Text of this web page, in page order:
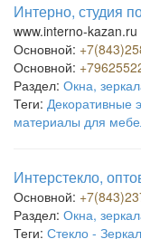
Интерно, студия
www.interno-kazan.ru
Основной:
Основной:
Раздел: Окна,
Теги: Декоративные
материалы для
Интерстекло,
Основной:
Раздел: Окна,
Теги: Стекло -